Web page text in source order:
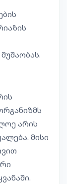
არის
მისი